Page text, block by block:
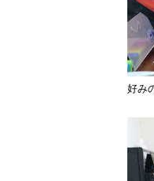
好み